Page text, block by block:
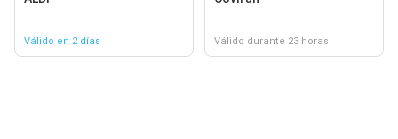
Válido en 2 días Válido durante 23 horas